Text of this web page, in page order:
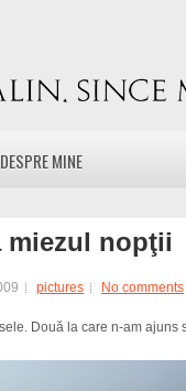
DESPRE MINE
miezul nopţii
pictures No comments
Două la care n-am